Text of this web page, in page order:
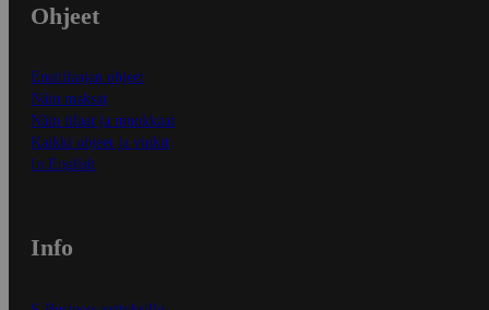
Ohjeet
Ensitilaajan ohjeet
Näin maksat
Näin tilaat ja muokkaat
Kaikki ohjeet ja vinkit
In English
Info